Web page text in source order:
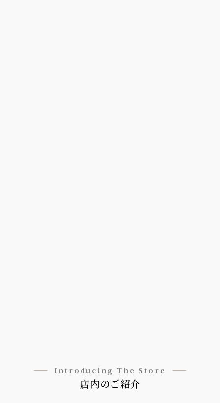
Introducing The Store
店内のご紹介